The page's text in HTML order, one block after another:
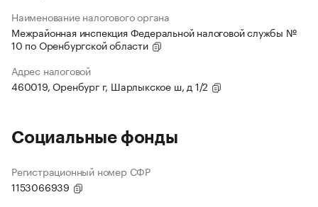
Наименование налогового органа
Межрайонная инспекция Федеральной налоговой службы №
10 по Оренбургской области
Адрес налоговой
460019, Оренбург г, Шарлыкское ш, д 1/2
Социальные фонды
Регистрационный номер СФР
1153066939